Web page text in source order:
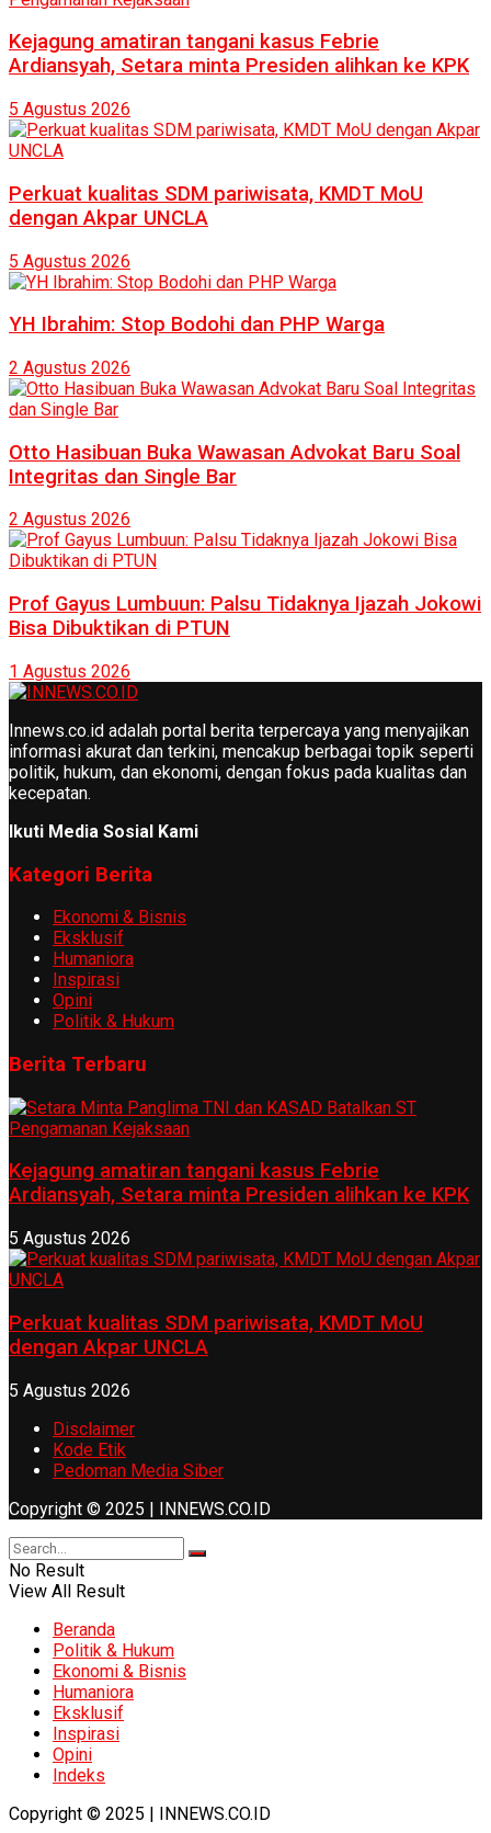
Kejagung amatiran tangani kasus Febrie
Ardiansyah, Setara minta Presiden alihkan ke KPK
5 Agustus 2026
Perkuat kualitas SDM pariwisata, KMDT MoU
dengan Akpar UNCLA
5 Agustus 2026
YH Ibrahim: Stop Bodohi dan PHP Warga
2 Agustus 2026
Otto Hasibuan Buka Wawasan Advokat Baru Soal
Integritas dan Single Bar
2 Agustus 2026
Prof Gayus Lumbuun: Palsu Tidaknya Ijazah Jokowi
Bisa Dibuktikan di PTUN
1 Agustus 2026
Innews.co.id adalah portal berita terpercaya yang menyajikan
informasi akurat dan terkini, mencakup berbagai topik seperti
politik, hukum, dan ekonomi, dengan fokus pada kualitas dan
kecepatan.
Ikuti Media Sosial Kami
Kategori Berita
Ekonomi & Bisnis
Eksklusif
Humaniora
Inspirasi
Opini
Politik & Hukum
Berita Terbaru
Kejagung amatiran tangani kasus Febrie
Ardiansyah, Setara minta Presiden alihkan ke KPK
5 Agustus 2026
Perkuat kualitas SDM pariwisata, KMDT MoU
dengan Akpar UNCLA
5 Agustus 2026
Disclaimer
Kode Etik
Pedoman Media Siber
Copyright © 2025 | INNEWS.CO.ID
No Result
View All Result
Beranda
Politik & Hukum
Ekonomi & Bisnis
Humaniora
Eksklusif
Inspirasi
Opini
Indeks
Copyright © 2025 | INNEWS.CO.ID